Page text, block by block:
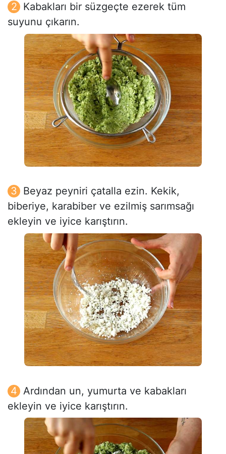
Kabakları bir süzgeçte ezerek tüm
suyunu çıkarın.
Beyaz peyniri çatalla ezin. Kekik,
biberiye, karabiber ve ezilmiş sarımsağı
ekleyin ve iyice karıştırın.
Ardından un, yumurta ve kabakları
ekleyin ve iyice karıştırın.